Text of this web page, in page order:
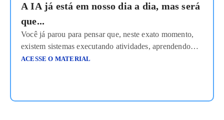
A IA já está em nosso dia a dia, mas será
que...
Você já parou para pensar que, neste exato momento,
existem sistemas executando atividades, aprendendo
com dados e interagindo com pessoas, sem
ACESSE O MATERIAL